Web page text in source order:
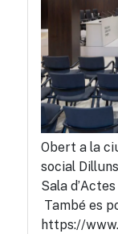
Obert a la
social
Sala
També es
https://